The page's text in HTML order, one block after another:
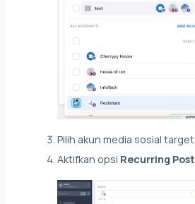
Pilih akun media sosial target
Aktifkan opsi Recurring Post